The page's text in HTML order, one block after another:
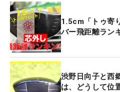
1.5cm「トゥ寄
バー飛距離ラン
渋野日向子と西
は、どうして位